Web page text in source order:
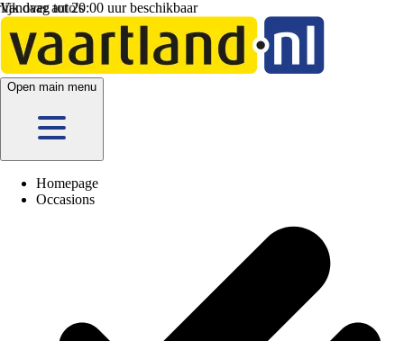
Vandaag tot 20:00 uur beschikbaar
Open main menu
Homepage
Occasions